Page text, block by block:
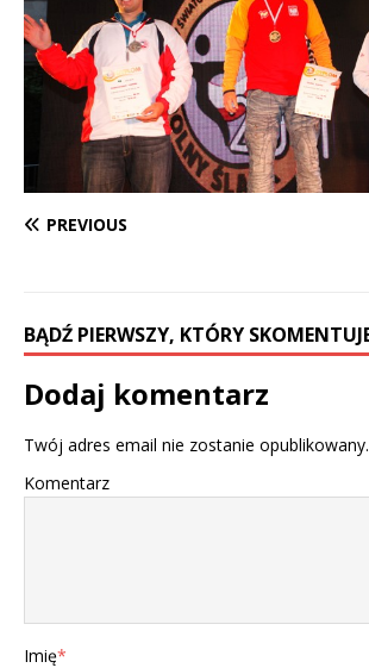
PREVIOUS
BĄDŹ PIERWSZY, KTÓRY
Dodaj komentarz
Twój adres email nie zostanie opublikowany.
Komentarz
Imię*